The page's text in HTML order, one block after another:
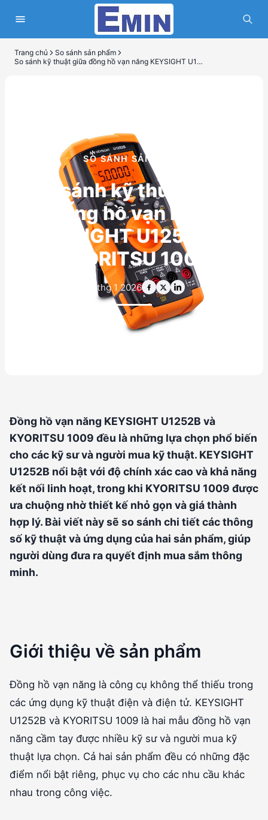
Trang chủ
So sánh sản phẩm
So sánh kỹ thuật giữa đồng hồ vạn năng KEYSIGHT U1252B và KYORITSU 1009
SO SÁNH SẢN PHẨM
So sánh kỹ thuật giữa
đồng hồ vạn năng
KEYSIGHT U1252B và
KYORITSU 1009
24 thg 1 2026
Đồng hồ vạn năng KEYSIGHT U1252B và
KYORITSU 1009 đều là những lựa chọn phổ biến
cho các kỹ sư và người mua kỹ thuật. KEYSIGHT
U1252B nổi bật với độ chính xác cao và khả năng
kết nối linh hoạt, trong khi KYORITSU 1009 được
ưa chuộng nhờ thiết kế nhỏ gọn và giá thành
hợp lý. Bài viết này sẽ so sánh chi tiết các thông
số kỹ thuật và ứng dụng của hai sản phẩm, giúp
người dùng đưa ra quyết định mua sắm thông
minh.
Giới thiệu về sản phẩm
Đồng hồ vạn năng là công cụ không thể thiếu trong
các ứng dụng kỹ thuật điện và điện tử. KEYSIGHT
U1252B và KYORITSU 1009 là hai mẫu đồng hồ vạn
năng cầm tay được nhiều kỹ sư và người mua kỹ
thuật lựa chọn. Cả hai sản phẩm đều có những đặc
điểm nổi bật riêng, phục vụ cho các nhu cầu khác
nhau trong công việc.